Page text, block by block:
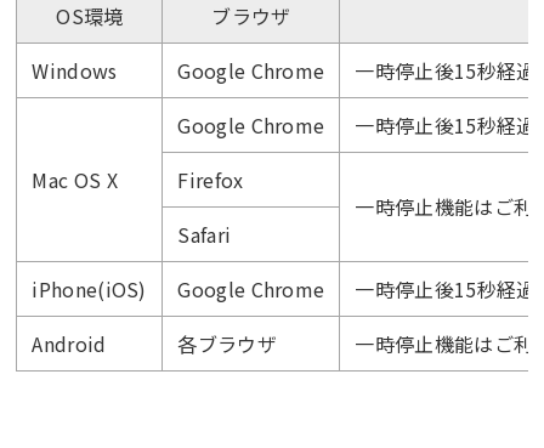
OS環境
ブラウザ
Windows
Google Chrome 一時停止後15秒経
Mac OS X
Google Chrome
一時停止後15秒経
Firefox
一時停止機能はご利
Safari
iPhone(iOS)
Google Chrome
一時停止後15秒経
Android
各ブラウザ 一時停止機能はご利